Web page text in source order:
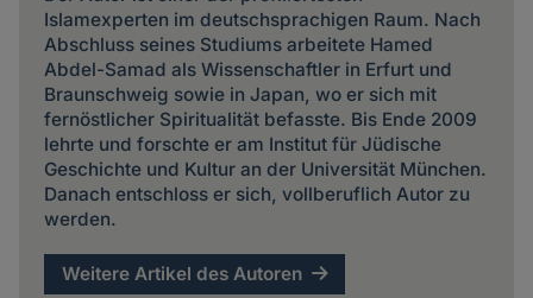
Islamexperten im deutschsprachigen Raum. Nach
Abschluss seines Studiums arbeitete Hamed
Abdel-Samad als Wissenschaftler in Erfurt und
Braunschweig sowie in Japan, wo er sich mit
fernöstlicher Spiritualität befasste. Bis Ende 2009
lehrte und forschte er am Institut für Jüdische
Geschichte und Kultur an der Universität München.
Danach entschloss er sich, vollberuflich Autor zu
werden.
Weitere Artikel des Autoren